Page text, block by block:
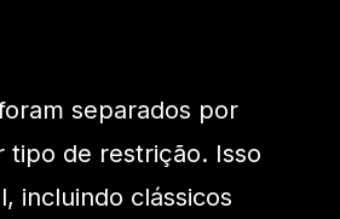
separados por
tipo de restrição. Isso
incluindo clássicos